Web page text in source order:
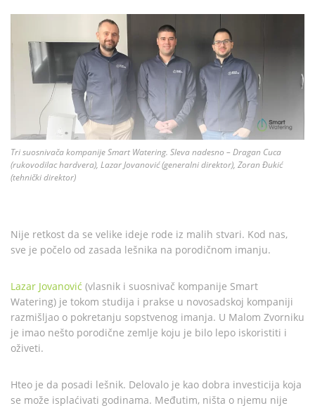
Tri suosnivača kompanije Smart Watering. Sleva nadesno – Dragan Cuca
(rukovodilac hardvera), Lazar Jovanović (generalni direktor), Zoran Đukić
(tehnički direktor)
Nije retkost da se velike ideje rode iz malih stvari. Kod nas,
sve je počelo od zasada lešnika na porodičnom imanju.
Lazar Jovanović (vlasnik i suosnivač kompanije Smart
Watering) je tokom studija i prakse u novosadskoj kompaniji
razmišljao o pokretanju sopstvenog imanja. U Malom Zvorniku
je imao nešto porodične zemlje koju je bilo lepo iskoristiti i
oživeti.
Hteo je da posadi lešnik. Delovalo je kao dobra investicija koja
se može isplaćivati godinama. Međutim, ništa o njemu nije